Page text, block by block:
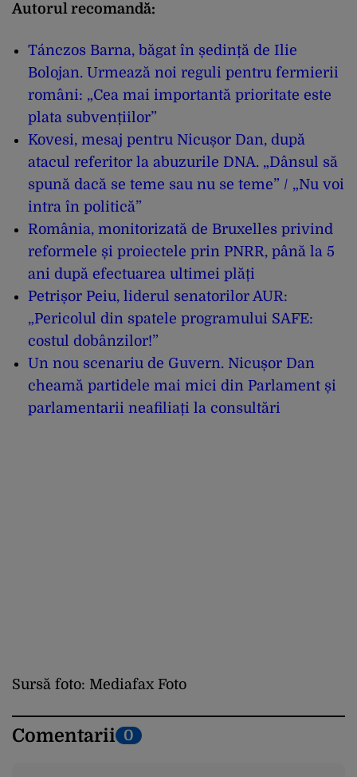
Autorul recomandă:
Tánczos Barna, băgat în ședință de Ilie
Bolojan. Urmează noi reguli pentru fermierii
români: „Cea mai importantă prioritate este
plata subvențiilor”
Kovesi, mesaj pentru Nicușor Dan, după
atacul referitor la abuzurile DNA. „Dânsul să
spună dacă se teme sau nu se teme” / „Nu voi
intra în politică”
România, monitorizată de Bruxelles privind
reformele și proiectele prin PNRR, până la 5
ani după efectuarea ultimei plăți
Petrișor Peiu, liderul senatorilor AUR:
„Pericolul din spatele programului SAFE:
costul dobânzilor!”
Un nou scenariu de Guvern. Nicușor Dan
cheamă partidele mai mici din Parlament și
parlamentarii neafiliați la consultări
Sursă foto: Mediafax Foto
Comentarii 0